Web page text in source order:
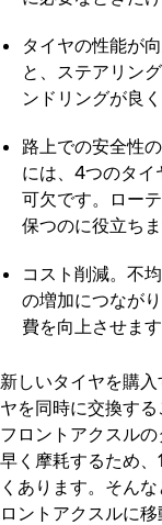
タイヤの性能が
と、ステアリン
ンドリングが良く
路上での安全性
には、4つのタイ
可欠です。ロー
保つのに役立ちま
コスト削減。不
の増加につなが
費を向上させます
新しいタイヤを購
ヤを同時に交換する
フロントアクスル
早く摩耗するため
くあります。そん
ロントアクスルに移